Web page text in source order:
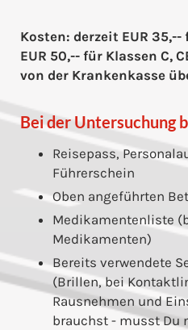
Kosten: derzeit EUR 35,--
EUR 50,-- für Klassen C,
von der Krankenkasse
Bei der Untersuchung
Reisepass,
Führerschein
Oben angeführten
Medikamentenliste
Medikamenten)
Bereits verwendete
(Brillen, bei
Rausnehmen und
brauchst - musst Du